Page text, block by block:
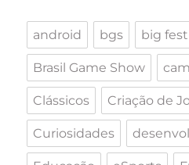
android bgs big
Brasil Game Show
Clássicos Criação de
Curiosidades